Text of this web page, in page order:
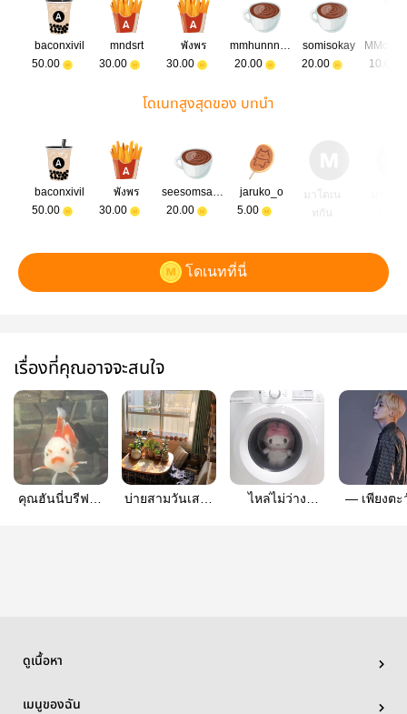
baconxivil
50.00
mndsrt
30.00
พังพร
30.00
mmhunnnnieeee:3
20.00
somisokay
20.00
10.00
โดเนทสูงสุดของ บทนำ
baconxivil
50.00
พังพร
30.00
seesomsandrak
20.00
jaruko_o
5.00
มาโดเน
ทกัน
โดเนทที่นี่
เรื่องที่คุณอาจจะสนใจ
คุณฮันนี่บรีฟดีๆ
บ่ายสามวันเสาร์
ไหล่ไม่ว่าง
— เพียงตะ
ดูเนื้อหา
เมนูของฉัน